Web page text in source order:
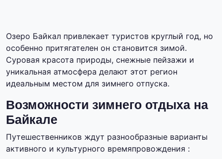
Озеро Байкал привлекает туристов круглый год, но
особенно притягателен он становится зимой.
Суровая красота природы, снежные пейзажи и
уникальная атмосфера делают этот регион
идеальным местом для зимнего отпуска.
Возможности зимнего отдыха на
Байкале
Путешественников ждут разнообразные варианты
активного и культурного времяпровождения :